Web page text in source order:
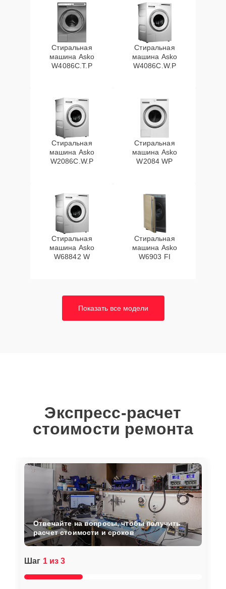
Стиральная
машина Asko
W4086C.T.P
Стиральная
машина Asko
W4086C.W.P
Стиральная
машина Asko
W2086C.W.P
Стиральная
машина Asko
W2084 WP
Стиральная
машина Asko
W68842 W
Стиральная
машина Asko
W6903 FI
Показать все модели
Экспресс-расчет
стоимости ремонта
Шаг 1 из 3
Отвечайте на вопросы, чтобы получить
расчет стоимости и сроков